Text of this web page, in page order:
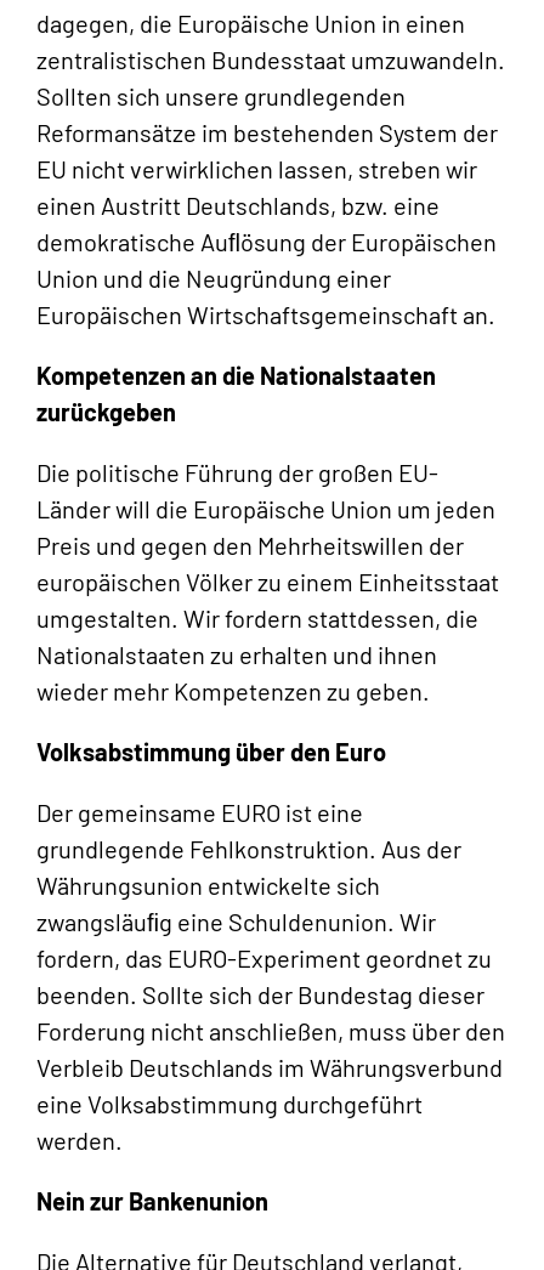
dagegen, die Europäische Union in einen
zentralistischen Bundesstaat umzuwandeln.
Sollten sich unsere grundlegenden
Reformansätze im bestehenden System der
EU nicht verwirklichen lassen, streben wir
einen Austritt Deutschlands, bzw. eine
demokratische Auﬂösung der Europäischen
Union und die Neugründung einer
Europäischen Wirtschaftsgemeinschaft an.
Kompetenzen an die Nationalstaaten
zurückgeben
Die politische Führung der großen EU-
Länder will die Europäische Union um jeden
Preis und gegen den Mehrheitswillen der
europäischen Völker zu einem Einheitsstaat
umgestalten. Wir fordern stattdessen, die
Nationalstaaten zu erhalten und ihnen
wieder mehr Kompetenzen zu geben.
Volksabstimmung über den Euro
Der gemeinsame EURO ist eine
grundlegende Fehlkonstruktion. Aus der
Währungsunion entwickelte sich
zwangsläuﬁg eine Schuldenunion. Wir
fordern, das EURO-Experiment geordnet zu
beenden. Sollte sich der Bundestag dieser
Forderung nicht anschließen, muss über den
Verbleib Deutschlands im Währungsverbund
eine Volksabstimmung durchgeführt
werden.
Nein zur Bankenunion
Die Alternative für Deutschland verlangt,